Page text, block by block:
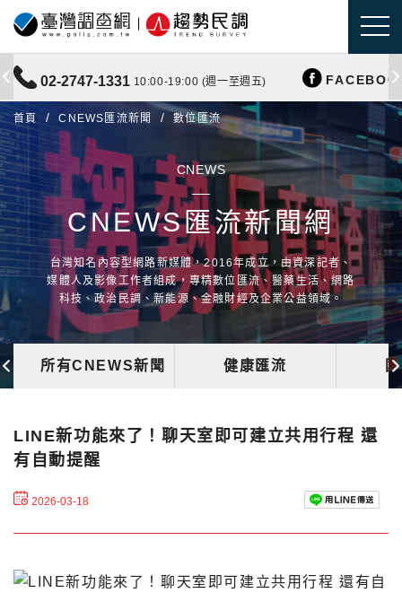
02-2747-1331 10:00-19:00 (週一至週五)
首頁 CNEWS匯流新聞 數位匯流
CNEWS
CNEWS匯流新聞網
台灣知名內容型網路新媒體，2016年成立，由資深記者、
媒體人及影像工作者組成，專精數位匯流、醫藥生活、網路
科技、政治民調、新能源、金融財經及企業公益領域。
所有CNEWS新聞 健康匯流
LINE新功能來了！聊天室即可建立共用行程 還
有自動提醒
2026-03-18